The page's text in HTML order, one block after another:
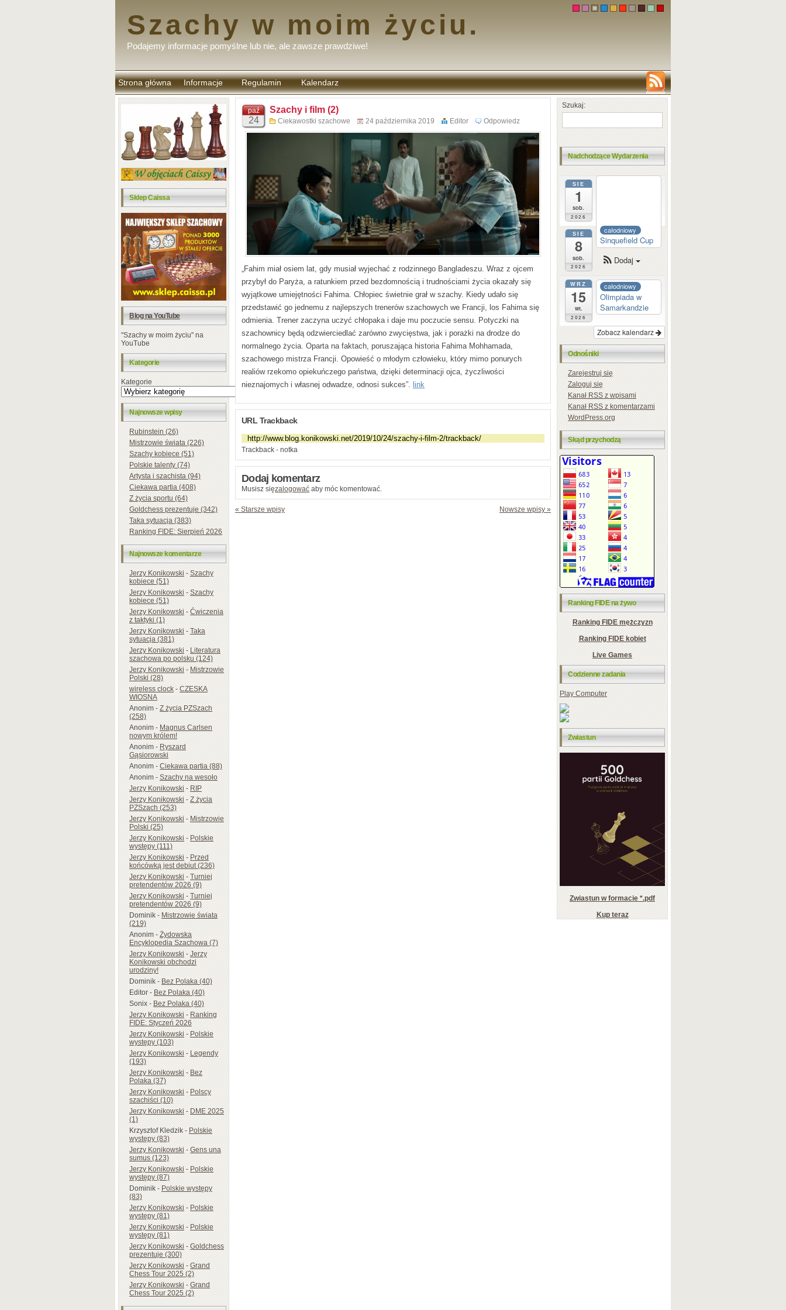
Szachy w moim życiu.
Podajemy informacje pomyślne lub nie, ale zawsze prawdziwe!
Strona główna Informacje Regulamin
komentarzy
Kalendarz
Sklep Caissa
Blog na YouTube
"Szachy w moim życiu" na
YouTube
Kategorie
Kategorie
Najnowsze wpisy
Rubinstein (26)
Mistrzowie świata (226)
Szachy kobiece (51)
Polskie talenty (74)
Artysta i szachista (94)
Ciekawa partia (408)
Z życia sportu (64)
Goldchess prezentuje (342)
Taka sytuacja (383)
Ranking FIDE: Sierpień 2026
Najnowsze komentarze
Jerzy Konikowski-Szachy
kobiece (51)
Jerzy Konikowski-Szachy
kobiece (51)
Jerzy Konikowski-Ćwiczenia
z taktyki (1)
Jerzy Konikowski-Taka
sytuacja (381)
Jerzy Konikowski-Literatura
szachowa po polsku (124)
Jerzy Konikowski-Mistrzowie
Polski (28)
wireless clock-CZESKA
WIOSNA
Anonim-Z życia PZSzach
(258)
Anonim-Magnus Carlsen
nowym królem!
Anonim-Ryszard
Gąsiorowski
Anonim-Ciekawa partia (88)
Anonim-Szachy na wesoło
Jerzy Konikowski-RIP
Jerzy Konikowski-Z życia
PZSzach (253)
Jerzy Konikowski-Mistrzowie
Polski (25)
Jerzy Konikowski-Polskie
występy (111)
Jerzy Konikowski-Przed
końcówką jest debiut (236)
Jerzy Konikowski-Turniej
pretendentów 2026 (9)
Jerzy Konikowski-Turniej
pretendentów 2026 (9)
Dominik-Mistrzowie świata
(219)
Anonim-Żydowska
Encyklopedia Szachowa (7)
Jerzy Konikowski-Jerzy
Konikowski obchodzi
urodziny!
Dominik-Bez Polaka (40)
Editor-Bez Polaka (40)
Sonix-Bez Polaka (40)
Jerzy Konikowski-Ranking
FIDE: Styczeń 2026
Jerzy Konikowski-Polskie
występy (103)
Jerzy Konikowski-Legendy
(193)
Jerzy Konikowski-Bez
Polaka (37)
Jerzy Konikowski-Polscy
szachiści (10)
Jerzy Konikowski-DME 2025
(1)
Krzysztof Kledzik-Polskie
występy (83)
Jerzy Konikowski-Gens una
sumus (123)
Jerzy Konikowski-Polskie
występy (87)
Dominik-Polskie występy
(83)
Jerzy Konikowski-Polskie
występy (81)
Jerzy Konikowski-Polskie
występy (81)
Jerzy Konikowski-Goldchess
prezentuje (300)
Jerzy Konikowski-Grand
Chess Tour 2025 (2)
Jerzy Konikowski-Grand
Chess Tour 2025 (2)
paź
24
Szachy i film (2)
Ciekawostki szachowe 24 października 2019 Editor Odpowiedz
„Fahim miał osiem lat, gdy musiał wyjechać z rodzinnego Bangladeszu. Wraz z ojcem
przybył do Paryża, a ratunkiem przed bezdomnością i trudnościami życia okazały się
wyjątkowe umiejętności Fahima. Chłopiec świetnie grał w szachy. Kiedy udało się
przedstawić go jednemu z najlepszych trenerów szachowych we Francji, los Fahima się
odmienia. Trener zaczyna uczyć chłopaka i daje mu poczucie sensu. Potyczki na
szachownicy będą odzwierciedlać zarówno zwycięstwa, jak i porażki na drodze do
normalnego życia. Oparta na faktach, poruszająca historia Fahima Mohhamada,
szachowego mistrza Francji. Opowieść o młodym człowieku, który mimo ponurych
realiów rzekomo opiekuńczego państwa, dzięki determinacji ojca, życzliwości
nieznajomych i własnej odwadze, odnosi sukces”. link
URL Trackback
Trackback - notka
Dodaj komentarz
Musisz sięzalogować aby móc komentować.
« Starsze wpisy Nowsze wpisy »
Szukaj:
Nadchodzące Wydarzenia
SIE
1
sob.
2026
SIE
8
sob.
2026
całodniowy
Sinquefield Cup
WRZ
15
wt.
2026
całodniowy
Olimpiada w
Samarkandzie
Zobacz kalendarz
Dodaj
Odnośniki
Zarejestruj się
Zaloguj się
KanałRSSz wpisami
KanałRSSz komentarzami
WordPress.org
Skąd przychodzą
Ranking FIDE na żywo
Ranking FIDE mężczyzn
Ranking FIDE kobiet
Live Games
Codzienne zadania
Play Computer
Zwiastun
Zwiastun w formacie *.pdf
Kup teraz